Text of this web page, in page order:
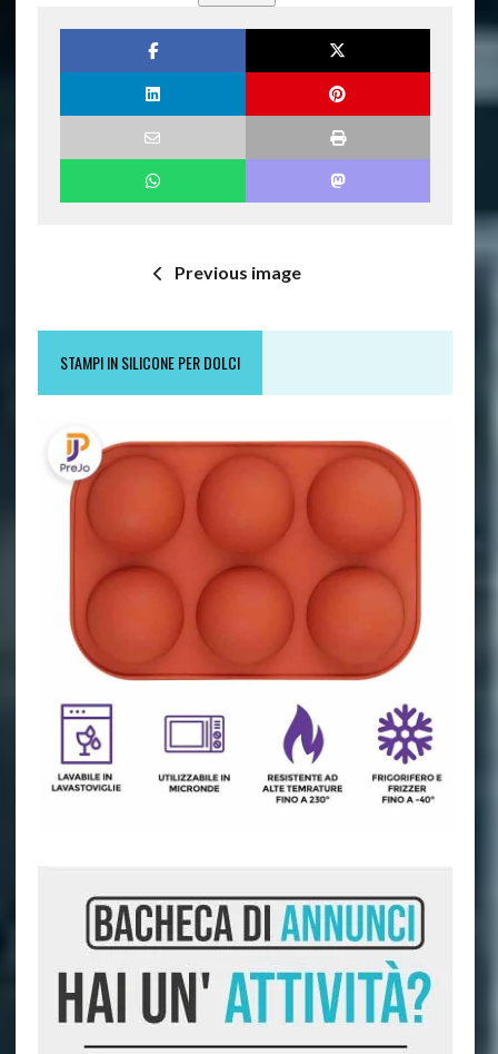
Previous image
STAMPI IN SILICONE PER DOLCI